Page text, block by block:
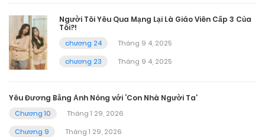
Người Tôi Yêu Qua Mạng Lại Là Giáo Viên Cấp 3 Của
Tôi?!
chương 24
Tháng 9 4, 2025
chương 23
Tháng 9 4, 2025
Yêu Đương Bằng Ảnh Nóng với ‘Con Nhà Người Ta’
Chương 10
Tháng 1 29, 2026
Chương 9
Tháng 1 29, 2026